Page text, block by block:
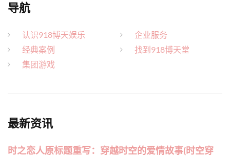
导航
认识918博天娱乐
经典案例
集团游戏
企业服务
找到918博天堂
最新资讯
时之恋人原标题重写：穿越时空的爱情故事(时空穿